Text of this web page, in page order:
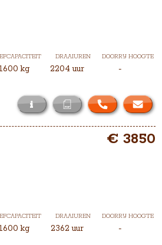
DRAAIUREN DOORRIJ HOOGTE
1600 kg 2204 uur -
i
bij deze SPE160 is
DRAAIUREN DOORRIJ HOOGTE
1600 kg 2362 uur -
€ 3850